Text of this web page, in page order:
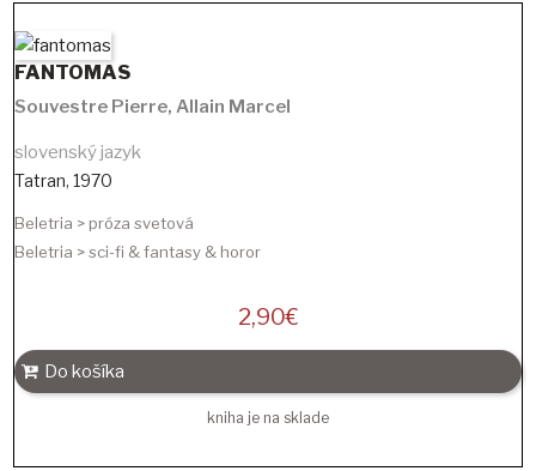
FANTOMAS
Souvestre Pierre, Allain Marcel
slovenský jazyk
Tatran, 1970
Beletria > próza svetová
Beletria > sci-fi & fantasy & horor
2,90€
Do košíka
kniha je na sklade